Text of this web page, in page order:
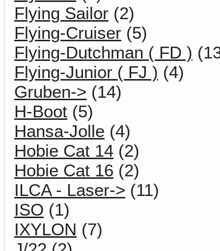
Flying Sailor (2)
Flying-Cruiser (5)
Flying-Dutchman ( FD )
Flying-Junior ( FJ ) (4)
Gruben-> (14)
H-Boot (5)
Hansa-Jolle (4)
Hobie Cat 14 (2)
Hobie Cat 16 (2)
ILCA - Laser-> (11)
ISO (1)
IXYLON (7)